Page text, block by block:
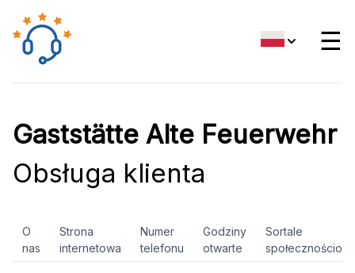
☰
Gaststätte Alte Feuerwehr
Obsługa klienta
O
nas
Strona
internetowa
Numer
telefonu
Godziny
otwarte
Sortale